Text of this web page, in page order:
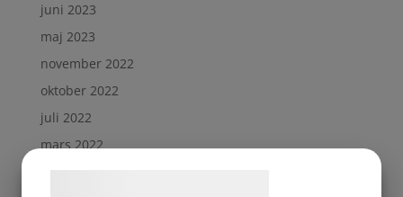
juni 2023
maj 2023
november 2022
oktober 2022
juli 2022
mars 2022
februari 2022